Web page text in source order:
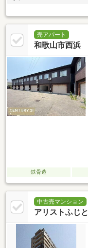
売アパート
和歌山市西浜
鉄骨造
中古売マンション
アリストふじ